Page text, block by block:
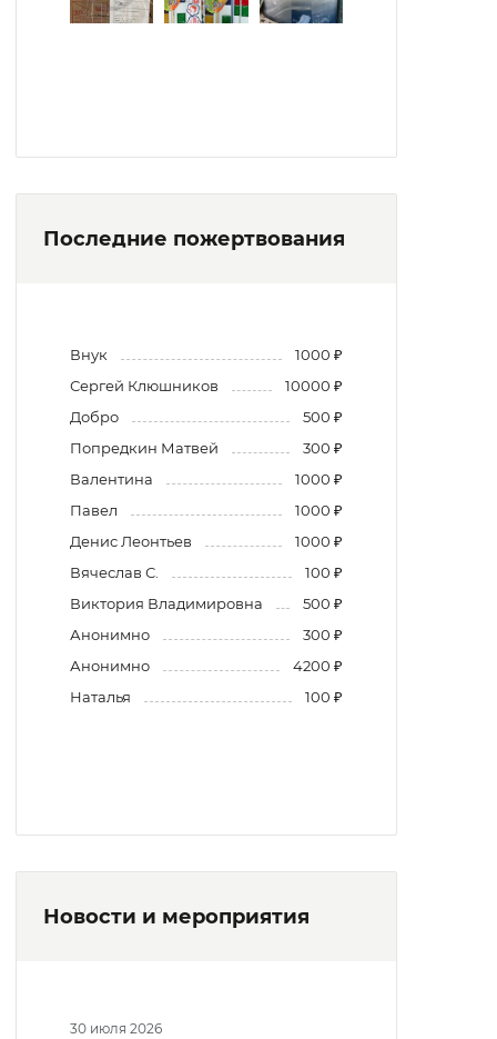
Последние пожертвования
Внук
1000 ₽
Сергей Клюшников
10000 ₽
Добро
500 ₽
Попредкин Матвей
300 ₽
Валентина
1000 ₽
Павел
1000 ₽
Денис Леонтьев
1000 ₽
Вячеслав С.
100 ₽
Виктория Владимировна
500 ₽
Анонимно
300 ₽
Анонимно
4200 ₽
Наталья
100 ₽
Новости и мероприятия
30 июля 2026